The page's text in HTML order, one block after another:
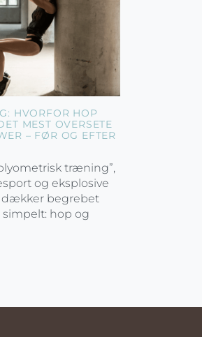
HVORFOR HOP
MEST OVERSETE
– FØR OG EFTER
træning”,
og eksplosive
dækker begrebet
hop og